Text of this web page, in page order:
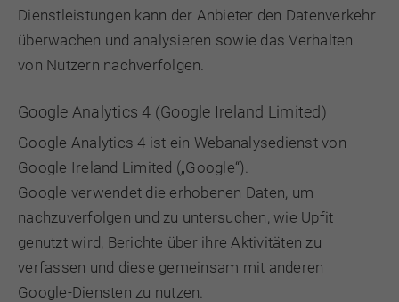
Dienstleistungen kann der Anbieter den Datenverkehr
überwachen und analysieren sowie das Verhalten
von Nutzern nachverfolgen.
Google Analytics 4 (Google Ireland Limited)
Google Analytics 4 ist ein Webanalysedienst von
Google Ireland Limited („Google“).
Google verwendet die erhobenen Daten, um
nachzuverfolgen und zu untersuchen, wie Upfit
genutzt wird, Berichte über ihre Aktivitäten zu
verfassen und diese gemeinsam mit anderen
Google-Diensten zu nutzen.